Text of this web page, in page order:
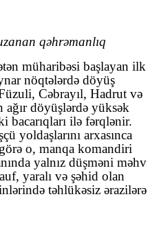
qəhrəmanlıq
müharibəsi başlayan ilk
nöqtələrdə döyüş
Cəbrayıl, Hadrut və
ağır döyüşlərdə yüksək
ilə fərqlənir.
yoldaşlarını arxasınca
o, manqa komandiri
yalnız düşməni məhv
yaralı və şəhid olan
təhlükəsiz ərazilərə